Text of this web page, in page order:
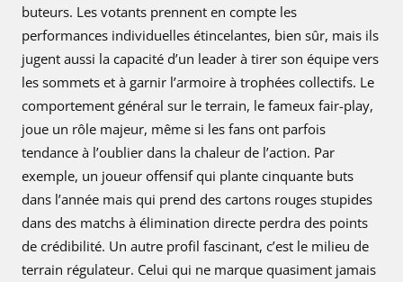
buteurs. Les votants prennent en compte les
performances individuelles étincelantes, bien sûr, mais ils
jugent aussi la capacité d’un leader à tirer son équipe vers
les sommets et à garnir l’armoire à trophées collectifs. Le
comportement général sur le terrain, le fameux fair-play,
joue un rôle majeur, même si les fans ont parfois
tendance à l’oublier dans la chaleur de l’action. Par
exemple, un joueur offensif qui plante cinquante buts
dans l’année mais qui prend des cartons rouges stupides
dans des matchs à élimination directe perdra des points
de crédibilité. Un autre profil fascinant, c’est le milieu de
terrain régulateur. Celui qui ne marque quasiment jamais